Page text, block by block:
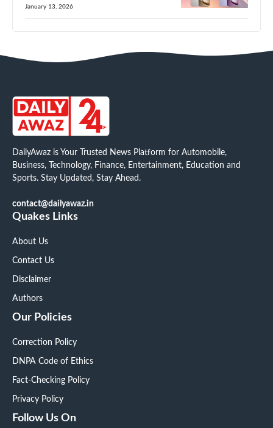
January 13, 2026
DailyAwaz is Your Trusted News Platform for Automobile,
Business, Technology, Finance, Entertainment, Education and
Sports. Stay Updated, Stay Ahead.
contact@dailyawaz.in
Quakes Links
About Us
Contact Us
Disclaimer
Authors
Our Policies
Correction Policy
DNPA Code of Ethics
Fact-Checking Policy
Privacy Policy
Follow Us On